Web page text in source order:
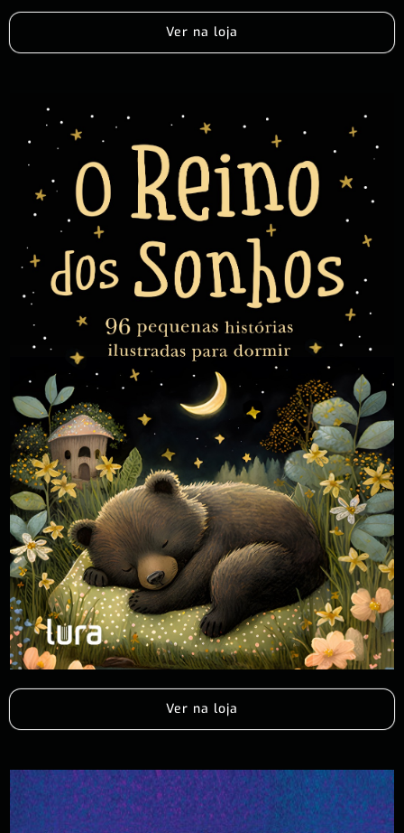
Ver na loja
Ver na loja